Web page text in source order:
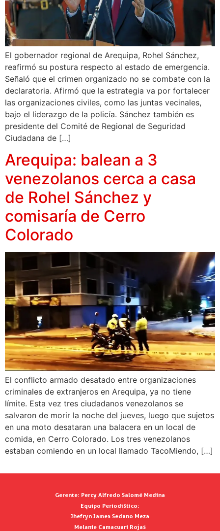
El gobernador regional de Arequipa, Rohel Sánchez,
reafirmó su postura respecto al estado de emergencia.
Señaló que el crimen organizado no se combate con la
declaratoria. Afirmó que la estrategia va por fortalecer
las organizaciones civiles, como las juntas vecinales,
bajo el liderazgo de la policía. Sánchez también es
presidente del Comité de Regional de Seguridad
Ciudadana de […]
Arequipa: balean a 3
venezolanos cerca a casa
de Rohel Sánchez y
comisaría de Cerro
Colorado
El conflicto armado desatado entre organizaciones
criminales de extranjeros en Arequipa, ya no tiene
límite. Esta vez tres ciudadanos venezolanos se
salvaron de morir la noche del jueves, luego que sujetos
en una moto desataran una balacera en un local de
comida, en Cerro Colorado. Los tres venezolanos
estaban comiendo en un local llamado TacoMiendo, […]
Gerente: Percy Alfredo Salomé Medina
Equipo Periodístico:
Jhefryn James Sedano Meza
Melanie Camacuari Rojas